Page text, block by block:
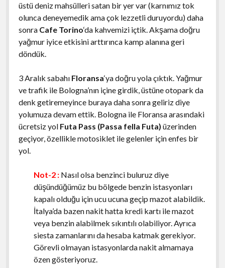
üstü deniz mahsülleri satan bir yer var (karnımız tok
olunca deneyemedik ama çok lezzetli duruyordu) daha
sonra Cafe Torino‘da kahvemizi içtik. Akşama doğru
yağmur iyice etkisini arttırınca kamp alanına geri
döndük.
3 Aralık sabahı Floransa‘ya doğru yola çıktık. Yağmur
ve trafik ile Bologna’nın içine girdik, üstüne otopark da
denk getiremeyince buraya daha sonra geliriz diye
yolumuza devam ettik. Bologna ile Floransa arasındaki
ücretsiz yol Futa Pass (Passa fella Futa) üzerinden
geçiyor, özellikle motosiklet ile gelenler için enfes bir
yol.
Not-2 :Nasıl olsa benzinci buluruz diye
düşündüğümüz bu bölgede benzin istasyonları
kapalı olduğu için ucu ucuna geçip mazot alabildik.
İtalya’da bazen nakit hatta kredi kartı ile mazot
veya benzin alabilmek sıkıntılı olabiliyor. Ayrıca
siesta zamanlarını da hesaba katmak gerekiyor.
Görevli olmayan istasyonlarda nakit almamaya
özen gösteriyoruz.